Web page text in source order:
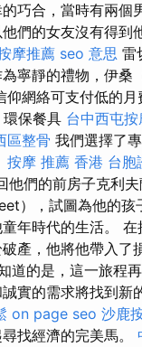
巧合，當時有兩個
們的女友沒有得到
摩推薦 seo 意思 雷
寧靜的禮物，伊桑
網絡可支付低的月
保餐具 台中西屯按
區整骨 我們選擇了
按摩 推薦 香港 台胞
他們的前房子克利
），試圖為他的孩
年時代的生活。 在
產，他將他帶入了
道的是，這一旅程
實的需求將找到新
on page seo 沙鹿
找經濟的完美馬。